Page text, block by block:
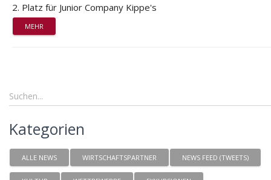
2. Platz für Junior Company Kippe's
MEHR
Kategorien
ALLE NEWS WIRTSCHAFTSPARTNER NEWS FEED (TWEETS)